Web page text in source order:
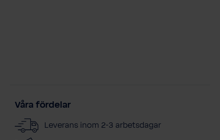
Våra fördelar
Leverans inom 2-3 arbetsdagar